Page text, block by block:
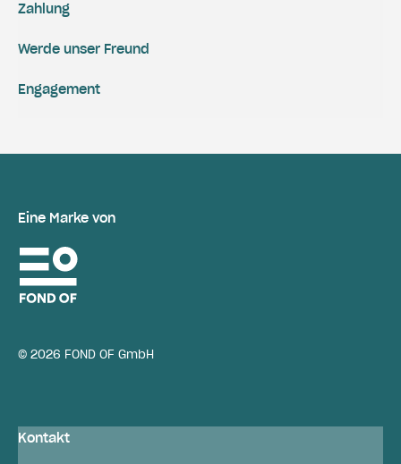
Zahlung
Engagement
Werde unser Freund
Eine Marke von
© 2026 FOND OF GmbH
Kontakt